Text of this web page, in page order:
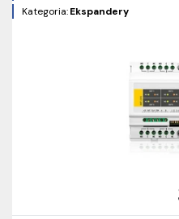
Kategoria:Ekspandery